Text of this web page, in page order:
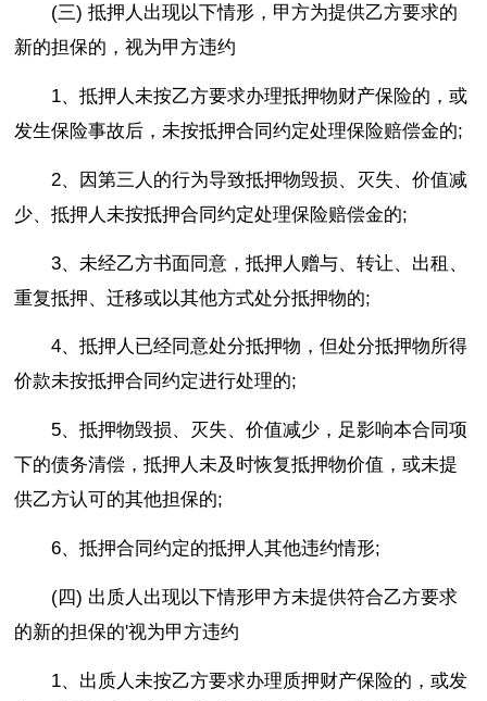
(三) 抵押人出现以下情形，甲方为提供乙方要求的
新的担保的，视为甲方违约
1、抵押人未按乙方要求办理抵押物财产保险的，或
发生保险事故后，未按抵押合同约定处理保险赔偿金的;
2、因第三人的行为导致抵押物毁损、灭失、价值减
少、抵押人未按抵押合同约定处理保险赔偿金的;
3、未经乙方书面同意，抵押人赠与、转让、出租、
重复抵押、迁移或以其他方式处分抵押物的;
4、抵押人已经同意处分抵押物，但处分抵押物所得
价款未按抵押合同约定进行处理的;
5、抵押物毁损、灭失、价值减少，足影响本合同项
下的债务清偿，抵押人未及时恢复抵押物价值，或未提
供乙方认可的其他担保的;
6、抵押合同约定的抵押人其他违约情形;
(四) 出质人出现以下情形甲方未提供符合乙方要求
的新的担保的'视为甲方违约
1、出质人未按乙方要求办理质押财产保险的，或发